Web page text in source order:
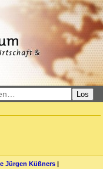
Los
Jürgen Küßners |